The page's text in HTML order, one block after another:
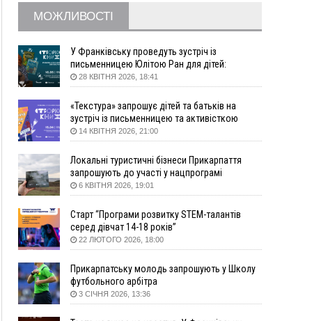
09:09
35 цимбалістів на Говерлі встановили
Рекорд України
100 ДТП через нетверезих водіїв
08:08
рф масовано атакувала Київ та область: 14
загиблих, десятки постраждалих і пожежі
(фото, відео)
04 Серпня
19:49
«Коли я обернувся, ворог уже був у нашій
траншеї»: командир з Надвірної на псевдо
«Француз»
19:34
В міському озері Франківська втопився
18:45
Є висока потреба у кількох групах крові:
прикарпатців просять у серпні ставати
донорами
18:07
У Франківську звільнили водія маршрутки,
який зневажив і образив матір загиблого воїна
17:40
У горах на Прикарпатті з водоспаду впала
МОЖЛИВОСТІ
У Франківську проведуть зустріч із
письменницею Юлітою Ран для дітей:
говоритимуть про серію книг про Мавку
28 КВІТНЯ 2026, 18:41
«Текстура» запрошує дітей та батьків на
зустріч із письменницею та активісткою
Анною Повх
14 КВІТНЯ 2026, 21:00
Локальні туристичні бізнеси Прикарпаття
запрошують до участі у нацпрограмі
«Подорож до себе»
6 КВІТНЯ 2026, 19:01
Старт “Програми розвитку STEM-талантів
серед дівчат 14-18 років”
22 ЛЮТОГО 2026, 18:00
Прикарпатську молодь запрошують у Школу
футбольного арбітра
3 СІЧНЯ 2026, 13:36